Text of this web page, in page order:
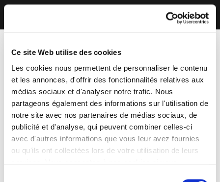
Ce site Web utilise des cookies
Les cookies nous permettent de personnaliser le contenu
et les annonces, d'offrir des fonctionnalités relatives aux
médias sociaux et d'analyser notre trafic. Nous
partageons également des informations sur l'utilisation de
notre site avec nos partenaires de médias sociaux, de
publicité et d'analyse, qui peuvent combiner celles-ci
avec d'autres informations que vous leur avez fournies
ou qu'ils ont collectées lors de votre utilisation de leurs